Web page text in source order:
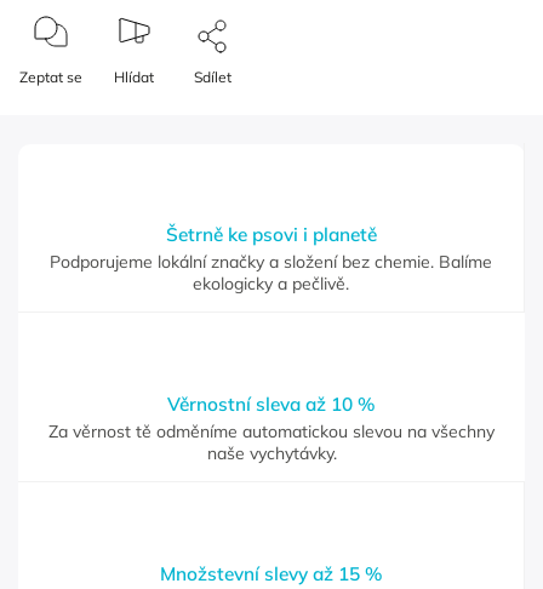
Zeptat se Hlídat Sdílet
Šetrně ke psovi i planetě
Podporujeme lokální značky a složení bez chemie. Balíme
ekologicky a pečlivě.
Věrnostní sleva až 10 %
Za věrnost tě odměníme automatickou slevou na všechny
naše vychytávky.
Množstevní slevy až 15 %